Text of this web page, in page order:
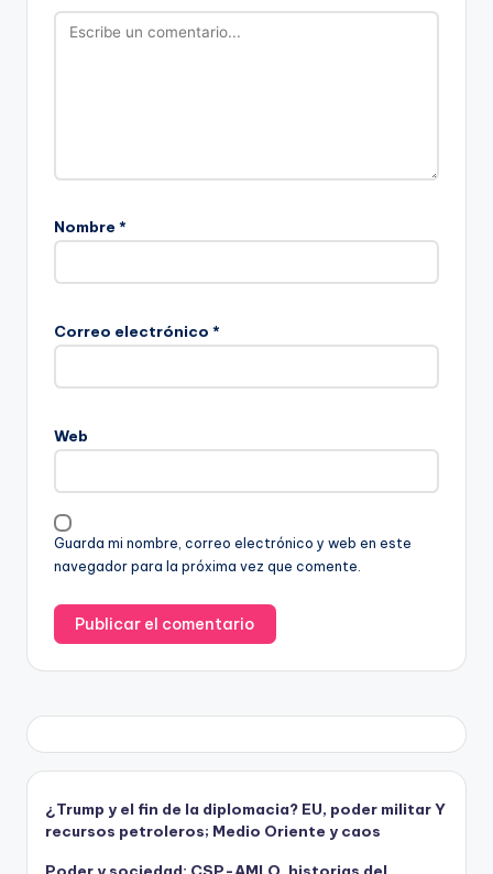
Nombre *
Correo electrónico *
Web
Guarda mi nombre, correo electrónico y web en este
navegador para la próxima vez que comente.
¿Trump y el fin de la diplomacia? EU, poder militar Y
recursos petroleros; Medio Oriente y caos